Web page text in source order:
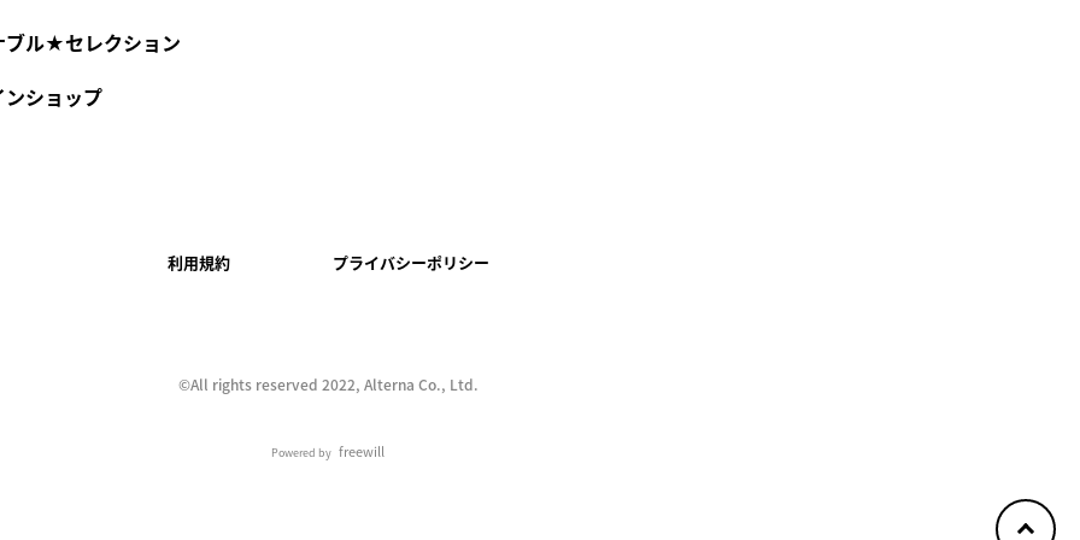
ブル★セレクション
ショップ
利用規約 プライバシーポリシー
©︎All rights reserved 2022, Alterna Co., Ltd.
Powered by freewill